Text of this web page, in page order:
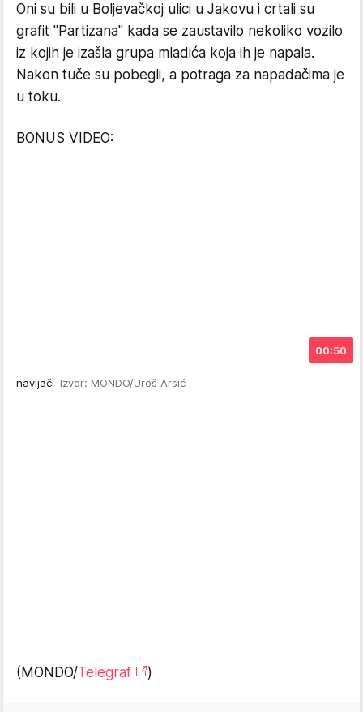
Oni su bili u Boljevačkoj ulici u Jakovu i crtali su
grafit "Partizana" kada se zaustavilo nekoliko vozilo
iz kojih je izašla grupa mladića koja ih je napala.
Nakon tuče su pobegli, a potraga za napadačima je
u toku.
BONUS VIDEO:
00:50
navijači Izvor: MONDO/Uroš Arsić
(MONDO/Telegraf )